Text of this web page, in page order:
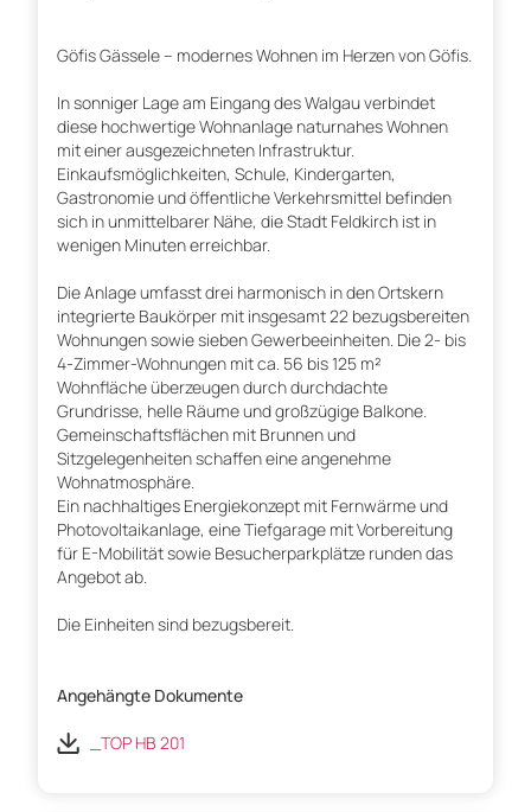
Göfis Gässele – modernes Wohnen im Herzen von Göfis.
In sonniger Lage am Eingang des Walgau verbindet
diese hochwertige Wohnanlage naturnahes Wohnen
mit einer ausgezeichneten Infrastruktur.
Einkaufsmöglichkeiten, Schule, Kindergarten,
Gastronomie und öffentliche Verkehrsmittel befinden
sich in unmittelbarer Nähe, die Stadt Feldkirch ist in
wenigen Minuten erreichbar.
Die Anlage umfasst drei harmonisch in den Ortskern
integrierte Baukörper mit insgesamt 22 bezugsbereiten
Wohnungen sowie sieben Gewerbeeinheiten. Die 2- bis
4-Zimmer-Wohnungen mit ca. 56 bis 125 m²
Wohnfläche überzeugen durch durchdachte
Grundrisse, helle Räume und großzügige Balkone.
Gemeinschaftsflächen mit Brunnen und
Sitzgelegenheiten schaffen eine angenehme
Wohnatmosphäre.
Ein nachhaltiges Energiekonzept mit Fernwärme und
Photovoltaikanlage, eine Tiefgarage mit Vorbereitung
für E-Mobilität sowie Besucherparkplätze runden das
Angebot ab.
Die Einheiten sind bezugsbereit.
Angehängte Dokumente
_TOP HB 201